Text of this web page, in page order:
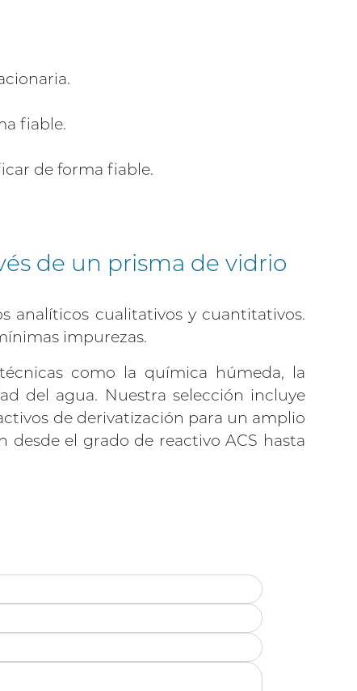
fiable.
de forma fiable.
de un prisma de vidrio
analíticos cualitativos y cuantitativos.
impurezas.
como la química húmeda, la
del agua. Nuestra selección incluye
de derivatización para un amplio
desde el grado de reactivo ACS hasta